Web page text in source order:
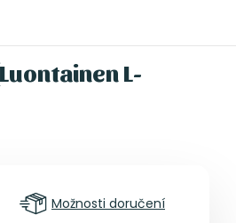
L-
Možnosti doručení